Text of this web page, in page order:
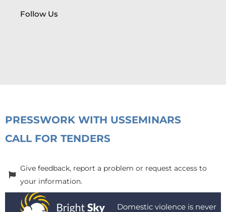
Follow Us
PRESSWORK WITH USSEMINARS
CALL FOR TENDERS
Give feedback, report a problem or request access to
your information.
Domestic violence is never